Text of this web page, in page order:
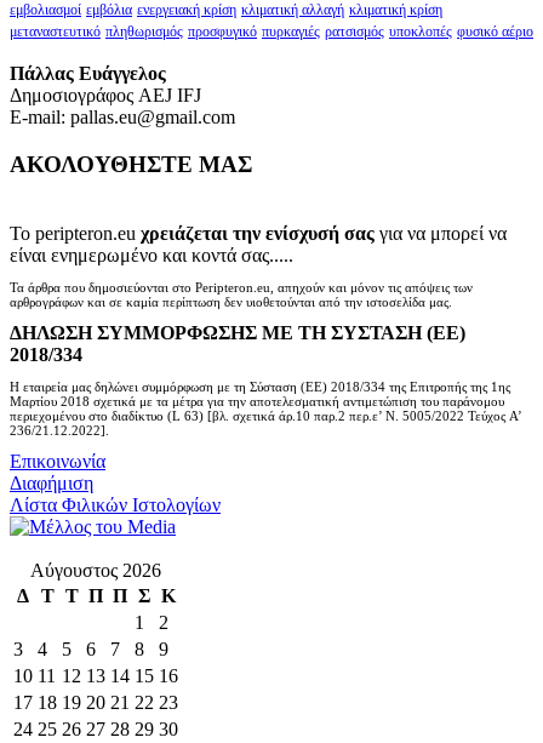
εμβολιασμοί εμβόλια ενεργειακή κρίση κλιματική αλλαγή κλιματική κρίση
μεταναστευτικό πληθωρισμός προσφυγικό πυρκαγιές ρατσισμός υποκλοπές φυσικό αέριο
Πάλλας Ευάγγελος
Δημοσιογράφος AEJ ΙFJ
E-mail: pallas.eu@gmail.com
ΑΚΟΛΟΥΘΗΣΤΕ ΜΑΣ
Το peripteron.eu χρειάζεται την ενίσχυσή σας για να μπορεί να
είναι ενημερωμένο και κοντά σας.....
Τα άρθρα που δημοσιεύονται στο Peripteron.eu, απηχούν και μόνον τις απόψεις των
αρθρογράφων και σε καμία περίπτωση δεν υιοθετούνται από την ιστοσελίδα μας.
ΔΗΛΩΣΗ ΣΥΜΜΟΡΦΩΣΗΣ ΜΕ ΤΗ ΣΥΣΤΑΣΗ (ΕΕ)
2018/334
Η εταιρεία μας δηλώνει συμμόρφωση με τη Σύσταση (ΕΕ) 2018/334 της Επιτροπής της 1ης
Μαρτίου 2018 σχετικά με τα μέτρα για την αποτελεσματική αντιμετώπιση του παράνομου
περιεχομένου στο διαδίκτυο (L 63) [βλ. σχετικά άρ.10 παρ.2 περ.ε’ Ν. 5005/2022 Τεύχος A’
236/21.12.2022].
Επικοινωνία
Διαφήμιση
Λίστα Φιλικών Ιστολογίων
Αύγουστος 2026
Δ Τ Τ Π Π Σ Κ
1
2
3
4 5 6 7 8
9
10 11 12 13 14 15 16
17 18 19 20 21 22 23
24 25 26 27 28 29 30